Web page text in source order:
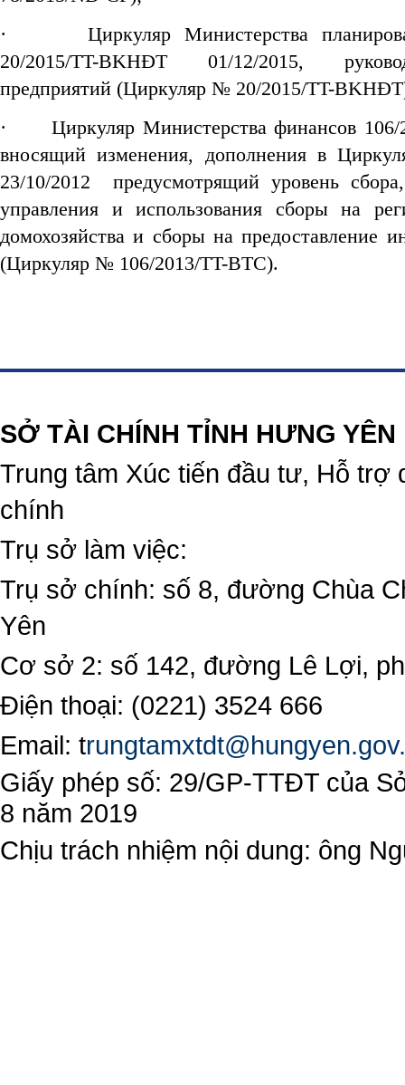
· Циркуляр Министерства
20/2015/TT-BKHĐT 01/12/2015,
предприятий (Циркуляр № 20/2015/TT-
·Циркуляр Министерства финансов
вносящий изменения, дополнения в
23/10/2012 предусмотрящий уровень
управления и использования сборы на
домохозяйства и сборы на предоставление
(Циркуляр № 106/2013/TT-BTC).
SỞ TÀI CHÍNH TỈNH HƯNG YÊN
Trung tâm Xúc tiến đầu tư, Hỗ trợ
chính
Trụ sở làm việc:
Trụ sở chính: số 8, đường Chùa
Yên
Cơ sở 2: số 142, đường Lê Lợi,
Điện thoại: (0221) 3524 666
Email: t
Giấy phép số: 29/GP-TTĐT của
8 năm 2019
Chịu trách nhiệm nội dung: ông